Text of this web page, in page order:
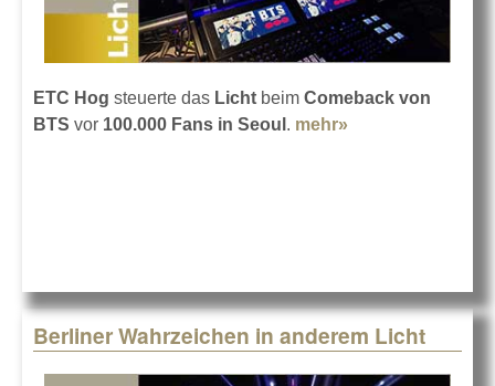
ETC Hog steuerte das Licht beim Comeback von
BTS vor 100.000 Fans in Seoul . mehr»
Berliner Wahrzeichen in anderem Licht